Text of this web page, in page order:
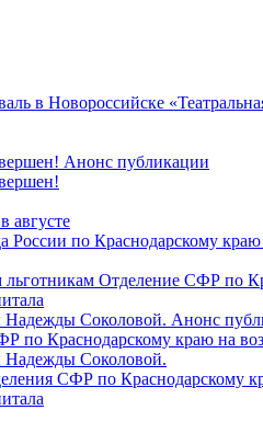
в Новороссийске
Анонс публикации
августе
по Краснодарскому краю
Отделение СФР по
Надежды Соколовой. Анонс
по Краснодарскому краю на
Надежды Соколовой.
СФР по Краснодарскому